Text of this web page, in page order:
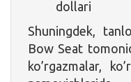
dollari
Shuningdek,
Bow Seat
ko’rgazmalar,